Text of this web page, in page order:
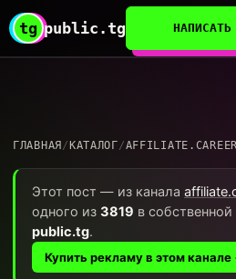
tg public.tg НАПИСАТЬ
ГЛАВНАЯ / КАТАЛОГ/
Этот пост — из канала
одного из 3819 в
public.tg.
Купить рекламу в этом канале